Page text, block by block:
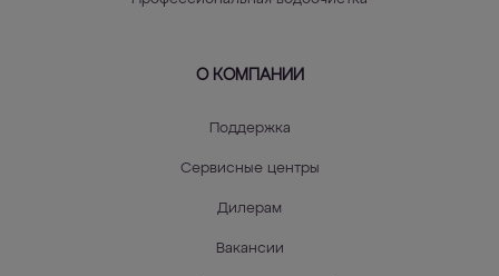
О КОМПАНИИ
Поддержка
Сервисные центры
Дилерам
Вакансии